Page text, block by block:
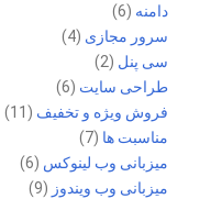
دامنه (6)
سرور مجازی (4)
سی پنل (2)
طراحی سایت (6)
فروش ویژه و تخفیف (11)
مناسبت ها (7)
میزبانی وب لینوکس (6)
میزبانی وب ویندوز (9)